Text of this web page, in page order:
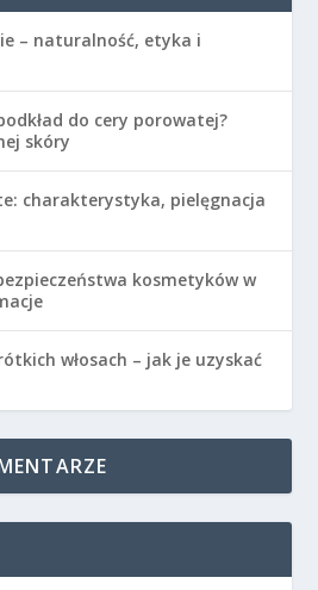
– naturalność, etyka i
do cery porowatej?
skóry
charakterystyka, pielęgnacja
kosmetyków w
włosach – jak je uzyskać